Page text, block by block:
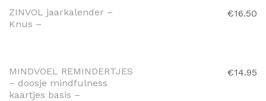
ZINVOL jaarkalender –
Knus –
€16.50
MINDVOEL REMINDERTJES
– doosje mindfulness
kaartjes basis –
€14.95